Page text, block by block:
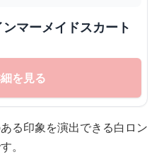
マーメイドスカート
を見る
る印象を演出できる白ロン
。